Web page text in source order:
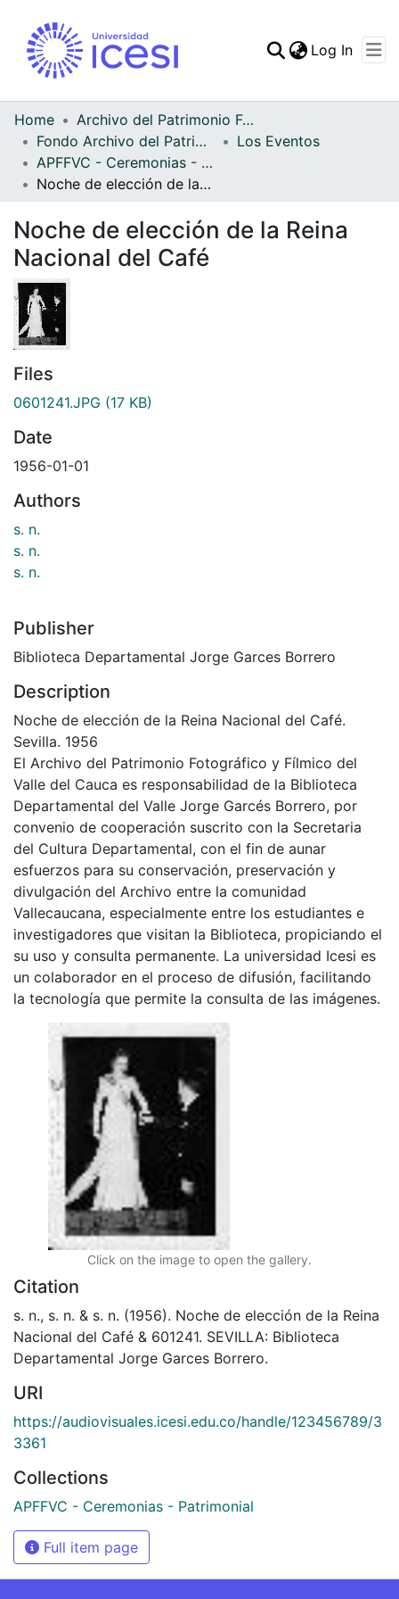
Statistics
Log In
Home
Archivo del Patrimonio Fotográfico y Fílmico del Valle del Cauca
Fondo Archivo del Patrimonio Fotográfico y Fílmico del Valle del Cauca
Los Eventos
APFFVC - Ceremonias - Patrimonial
Noche de elección de la Reina Nacional del Café
Noche de elección de la Reina
Nacional del Café
Files
0601241.JPG (17 KB)
Date
1956-01-01
Authors
s. n.
s. n.
s. n.
Publisher
Biblioteca Departamental Jorge Garces Borrero
Description
Noche de elección de la Reina Nacional del Café.
Sevilla. 1956
El Archivo del Patrimonio Fotográfico y Fílmico del
Valle del Cauca es responsabilidad de la Biblioteca
Departamental del Valle Jorge Garcés Borrero, por
convenio de cooperación suscrito con la Secretaria
del Cultura Departamental, con el fin de aunar
esfuerzos para su conservación, preservación y
divulgación del Archivo entre la comunidad
Vallecaucana, especialmente entre los estudiantes e
investigadores que visitan la Biblioteca, propiciando el
su uso y consulta permanente. La universidad Icesi es
un colaborador en el proceso de difusión, facilitando
la tecnología que permite la consulta de las imágenes.
Click on the image to open the gallery.
Citation
s. n., s. n. & s. n. (1956). Noche de elección de la Reina
Nacional del Café & 601241. SEVILLA: Biblioteca
Departamental Jorge Garces Borrero.
URI
https://audiovisuales.icesi.edu.co/handle/123456789/3
3361
Collections
APFFVC - Ceremonias - Patrimonial
Full item page